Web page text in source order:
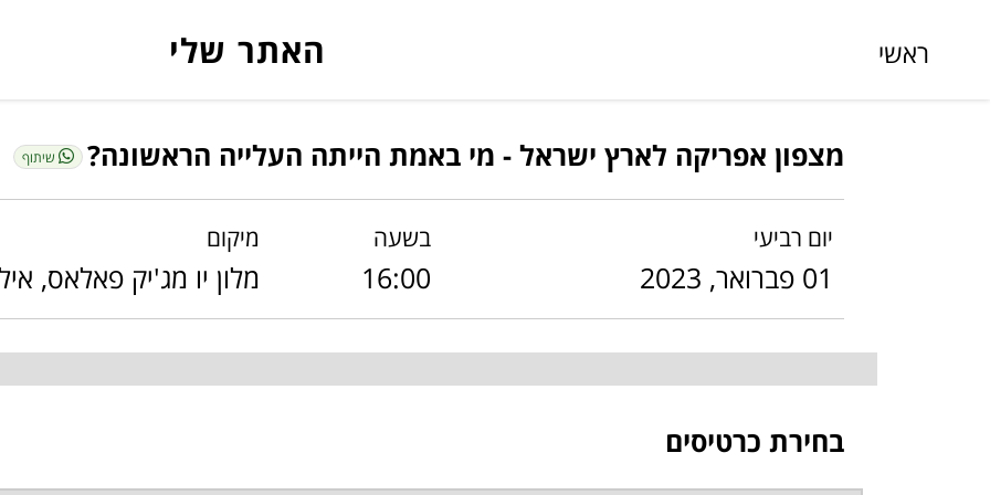
ראשי האתר שלי
מצפון אפריקה לארץ ישראל - מי באמת הייתה העלייה הראשונה? שיתוף
יום רביעי
01 פברואר, 2023
בשעה
16:00
מיקום
מלון יו מג'יק פאלאס,
בחירת כרטיסים